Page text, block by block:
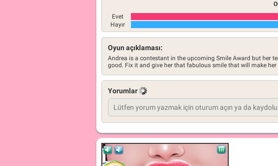
Evet
Hayır
Oyun açıklaması:
Andrea is a contestant in the upcoming Smile Award but her
good. Fix it and give her that fabulous smile that will make her
Yorumlar